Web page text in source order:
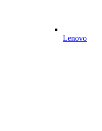
Lenovo